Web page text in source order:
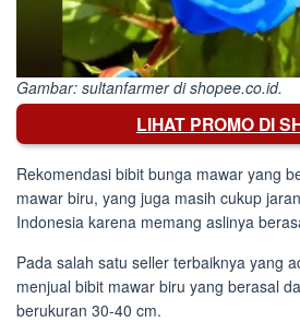
Gambar: sultanfarmer di shopee.co.id.
LIHAT PROMO DI
Rekomendasi bibit bunga mawar yang
mawar biru, yang juga masih cukup
Indonesia karena memang aslinya
Pada salah satu seller terbaiknya yang
menjual bibit mawar biru yang berasal
berukuran 30-40 cm.